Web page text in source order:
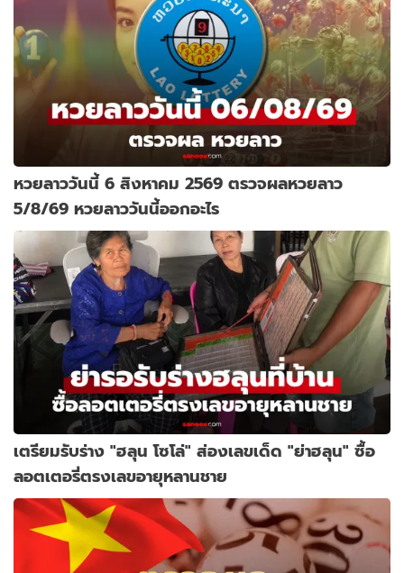
หวยลาววันนี้ 6 สิงหาคม 2569 ตรวจผลหวยลาว
5/8/69 หวยลาววันนี้ออกอะไร
เตรียมรับร่าง "ฮลุน โซโล่" ส่องเลขเด็ด "ย่าฮลุน" ซื้อ
ลอตเตอรี่ตรงเลขอายุหลานชาย